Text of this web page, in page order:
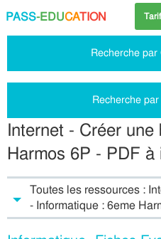
PASS-EDUCATION
Recherche par
Recherche
Internet - Créer
Harmos 6P - PDF à
Toutes les ressources :
- Informatique : 6eme